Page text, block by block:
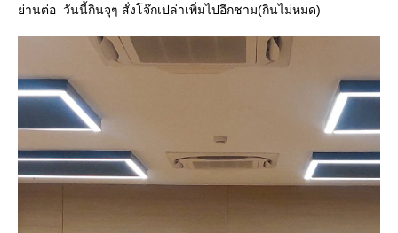
่านต่อ วันนี้กินจุๆ สั่งโจ๊กเปล่าเพิ่มไปอีกชาม(กินไม่หมด)